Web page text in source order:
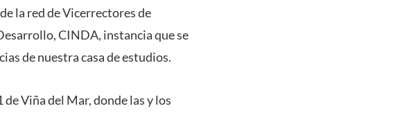
la red de Vicerrectores de
CINDA, instancia que se
de nuestra casa de estudios.
Viña del Mar, donde las y los